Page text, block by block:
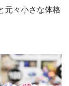
元々小さな体格